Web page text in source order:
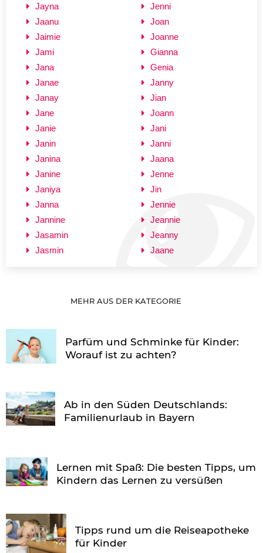
Jayna
Jaanu
Jaimie
Jami
Jana
Janae
Janay
Jane
Janie
Janin
Janina
Janine
Janiya
Janna
Jannine
Jasamin
Jasmin
Jenni
Joan
Joanne
Gianna
Genia
Janny
Jian
Joann
Jani
Janni
Jaana
Jenne
Jin
Jennie
Jeannie
Jeanny
Jaane
MEHR AUS DER KATEGORIE
Parfüm und Schminke für Kinder:
Worauf ist zu achten?
Ab in den Süden Deutschlands:
Familienurlaub in Bayern
Lernen mit Spaß: Die besten Tipps, um
Kindern das Lernen zu versüßen
Tipps rund um die Reiseapotheke
für Kinder